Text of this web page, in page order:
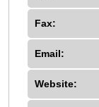
Fax:
Email:
Website: